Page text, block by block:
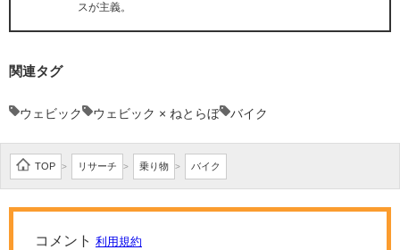
スが主義。
関連タグ
ウェビック ウェビック × ねとらぼ バイク
TOP > リサーチ > 乗り物 > バイク